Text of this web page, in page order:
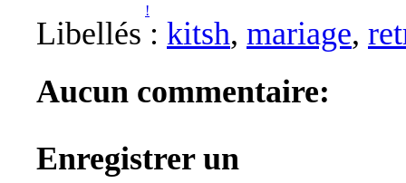
Libellés : kitsh, mariage,
Aucun commentaire:
Enregistrer un